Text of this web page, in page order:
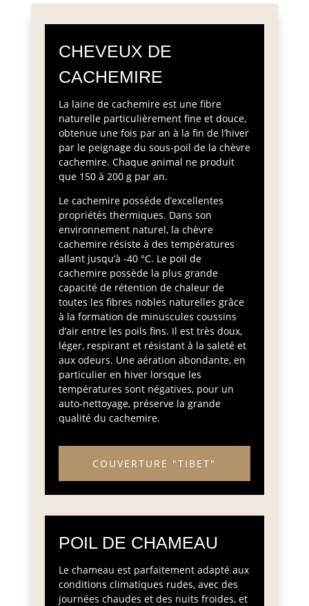
CHEVEUX DE
CACHEMIRE
La laine de cachemire est une fibre
naturelle particulièrement fine et douce,
obtenue une fois par an à la fin de l’hiver
par le peignage du sous-poil de la chèvre
cachemire. Chaque animal ne produit
que 150 à 200 g par an.
Le cachemire possède d’excellentes
propriétés thermiques. Dans son
environnement naturel, la chèvre
cachemire résiste à des températures
allant jusqu’à -40 °C. Le poil de
cachemire possède la plus grande
capacité de rétention de chaleur de
toutes les fibres nobles naturelles grâce
à la formation de minuscules coussins
d’air entre les poils fins. Il est très doux,
léger, respirant et résistant à la saleté et
aux odeurs. Une aération abondante, en
particulier en hiver lorsque les
températures sont négatives, pour un
auto-nettoyage, préserve la grande
qualité du cachemire.
COUVERTURE "TIBET"
POIL DE CHAMEAU
Le chameau est parfaitement adapté aux
conditions climatiques rudes, avec des
journées chaudes et des nuits froides, et